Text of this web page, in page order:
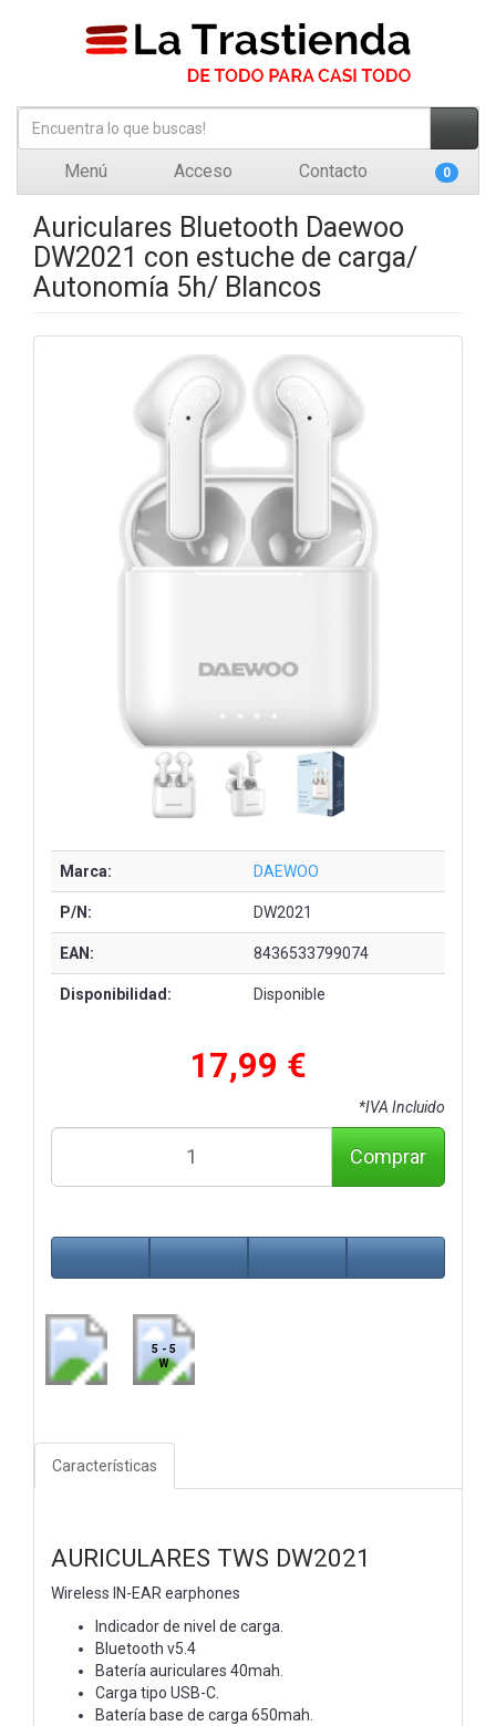
Menú Acceso Contacto 0
Auriculares Bluetooth Daewoo
DW2021 con estuche de carga/
Autonomía 5h/ Blancos
Marca: DAEWOO
P/N: DW2021
EAN: 8436533799074
Disponibilidad: Disponible
17,99 €
*IVA Incluido
Comprar
5 - 5
W
Características
AURICULARES TWS DW2021
Wireless IN-EAR earphones
Indicador de nivel de carga.
Bluetooth v5.4
Batería auriculares 40mah.
Carga tipo USB-C.
Batería base de carga 650mah.